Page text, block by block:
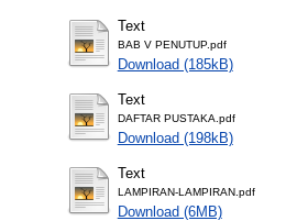
Text
BAB V PENUTUP.pdf
Download (185kB)
Text
DAFTAR PUSTAKA.pdf
Download (198kB)
Text
LAMPIRAN-LAMPIRAN.pdf
Download (6MB)